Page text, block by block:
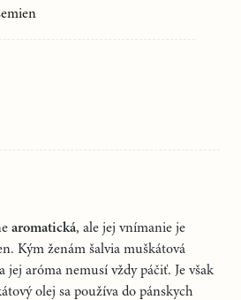
aromatická, ale jej vnímanie je
Kým ženám šalvia muškátová
jej aróma nemusí vždy páčiť. Je však
olej sa používa do pánskych